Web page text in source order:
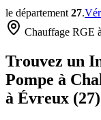
le département 27.
Chauffage RGE à
Trouvez un
Pompe à
à Évreux (27)